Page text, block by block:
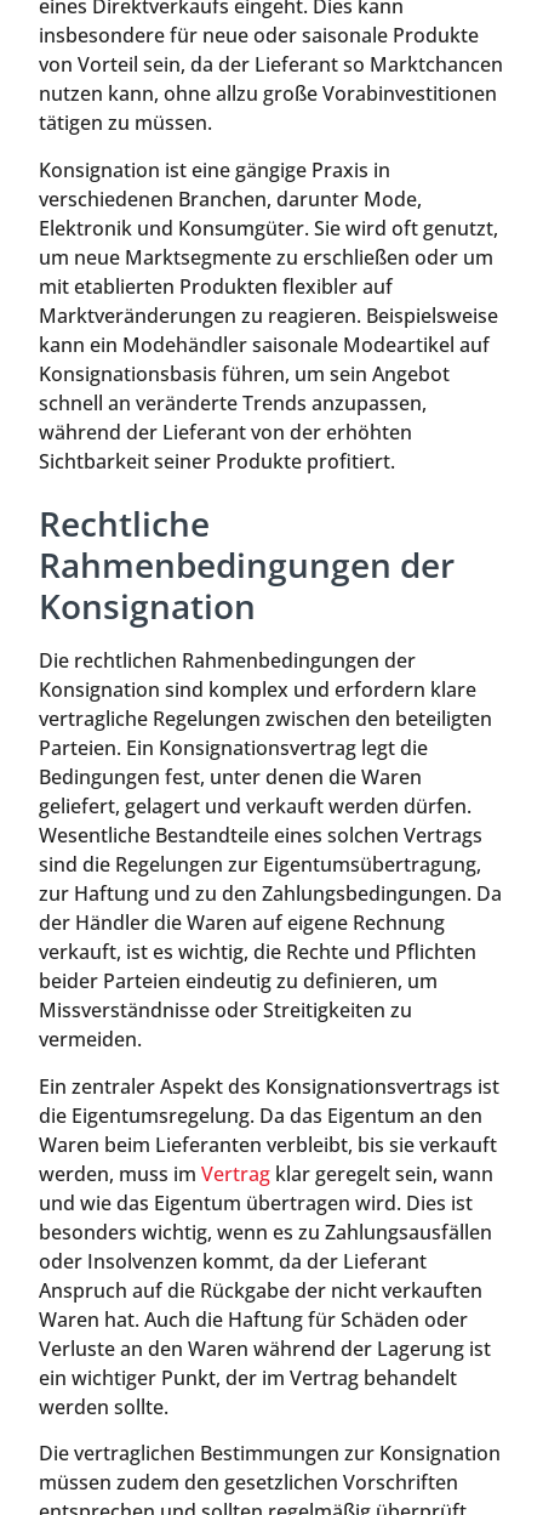
eines Direktverkaufs eingeht. Dies kann
insbesondere für neue oder saisonale Produkte
von Vorteil sein, da der Lieferant so Marktchancen
nutzen kann, ohne allzu große Vorabinvestitionen
tätigen zu müssen.
Konsignation ist eine gängige Praxis in
verschiedenen Branchen, darunter Mode,
Elektronik und Konsumgüter. Sie wird oft genutzt,
um neue Marktsegmente zu erschließen oder um
mit etablierten Produkten flexibler auf
Marktveränderungen zu reagieren. Beispielsweise
kann ein Modehändler saisonale Modeartikel auf
Konsignationsbasis führen, um sein Angebot
schnell an veränderte Trends anzupassen,
während der Lieferant von der erhöhten
Sichtbarkeit seiner Produkte profitiert.
Rechtliche
Rahmenbedingungen der
Konsignation
Die rechtlichen Rahmenbedingungen der
Konsignation sind komplex und erfordern klare
vertragliche Regelungen zwischen den beteiligten
Parteien. Ein Konsignationsvertrag legt die
Bedingungen fest, unter denen die Waren
geliefert, gelagert und verkauft werden dürfen.
Wesentliche Bestandteile eines solchen Vertrags
sind die Regelungen zur Eigentumsübertragung,
zur Haftung und zu den Zahlungsbedingungen. Da
der Händler die Waren auf eigene Rechnung
verkauft, ist es wichtig, die Rechte und Pflichten
beider Parteien eindeutig zu definieren, um
Missverständnisse oder Streitigkeiten zu
vermeiden.
Ein zentraler Aspekt des Konsignationsvertrags ist
die Eigentumsregelung. Da das Eigentum an den
Waren beim Lieferanten verbleibt, bis sie verkauft
werden, muss im Vertrag klar geregelt sein, wann
und wie das Eigentum übertragen wird. Dies ist
besonders wichtig, wenn es zu Zahlungsausfällen
oder Insolvenzen kommt, da der Lieferant
Anspruch auf die Rückgabe der nicht verkauften
Waren hat. Auch die Haftung für Schäden oder
Verluste an den Waren während der Lagerung ist
ein wichtiger Punkt, der im Vertrag behandelt
werden sollte.
Die vertraglichen Bestimmungen zur Konsignation
müssen zudem den gesetzlichen Vorschriften